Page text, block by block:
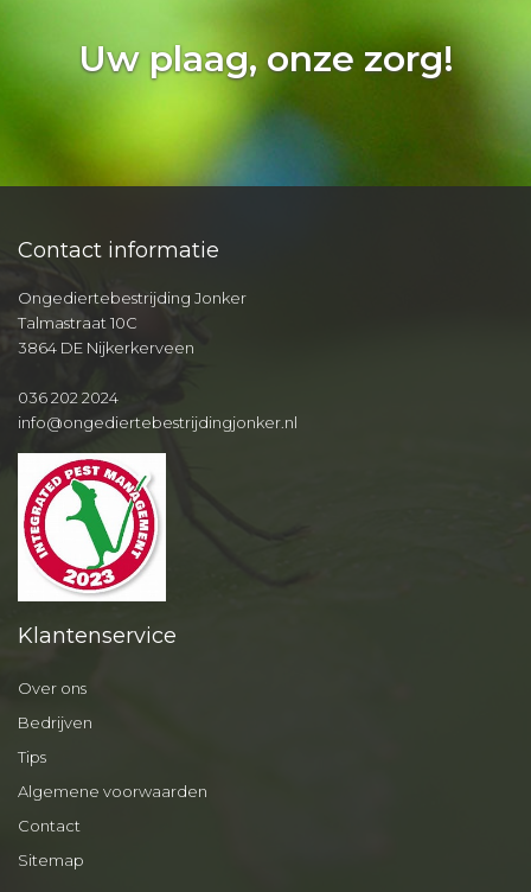
Uw plaag, onze zorg!
Contact informatie
Ongediertebestrijding Jonker
Talmastraat 10C
3864 DE Nijkerkerveen
036 202 2024
info@ongediertebestrijdingjonker.nl
Klantenservice
Over ons
Bedrijven
Tips
Algemene voorwaarden
Contact
Sitemap